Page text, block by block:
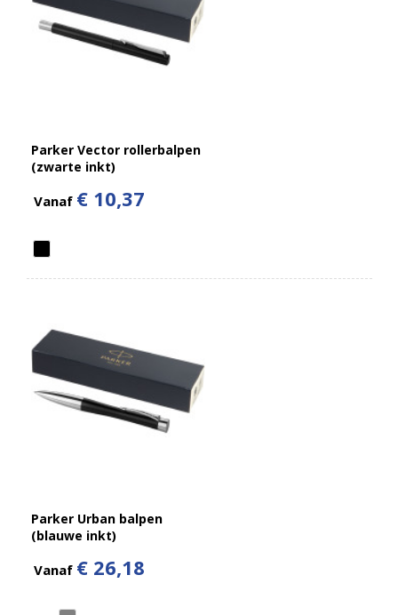
Parker Vector rollerbalpen
(zwarte inkt)
Vanaf € 10,37
Parker Urban balpen
(blauwe inkt)
Vanaf € 26,18